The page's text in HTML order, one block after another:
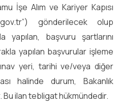
İşe Alım ve Kariyer Kapısı
gönderilecek olup
başvuru şartlarını
yapılan başvurular işleme
yeri, tarihi ve/veya diğer
halinde durum, Bakanlık
ilan tebligat hükmündedir.